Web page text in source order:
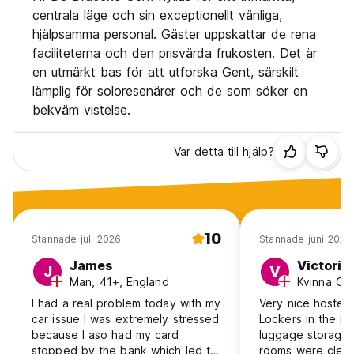
centrala läge och sin exceptionellt vänliga,
hjälpsamma personal. Gäster uppskattar de rena
faciliteterna och den prisvärda frukosten. Det är
en utmärkt bas för att utforska Gent, särskilt
lämplig för soloresenärer och de som söker en
bekväm vistelse.
Var detta till hjälp?
Stannade juli 2026 10
J James
Man, 41+, England
I had a real problem today with my
car issue l was extremely stressed
because l aso had my card
stopped by the bank which led to
Stannade juni 2026
V Victoria
Very nice hostel
Lockers in the
luggage storage
rooms were